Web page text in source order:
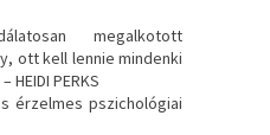
megalkotott
ott kell lennie mindenki
HEIDI PERKS
érzelmes pszichológiai